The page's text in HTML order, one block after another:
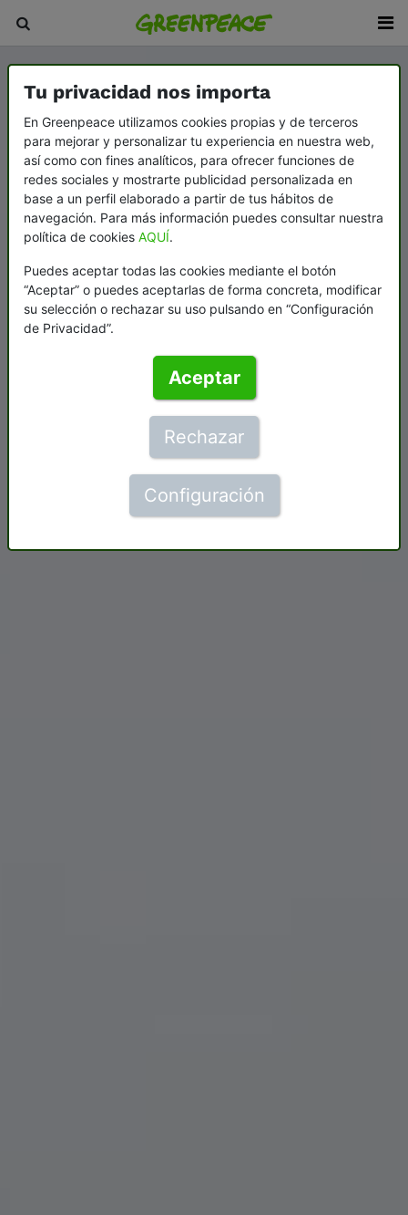
Tu privacidad nos importa
En Greenpeace utilizamos cookies propias y de terceros
para mejorar y personalizar tu experiencia en nuestra web,
así como con fines analíticos, para ofrecer funciones de
redes sociales y mostrarte publicidad personalizada en
base a un perfil elaborado a partir de tus hábitos de
navegación. Para más información puedes consultar nuestra
política de cookies AQUÍ.
Puedes aceptar todas las cookies mediante el botón
“Aceptar” o puedes aceptarlas de forma concreta, modificar
su selección o rechazar su uso pulsando en “Configuración
de Privacidad”.
Aceptar
Rechazar
Configuración